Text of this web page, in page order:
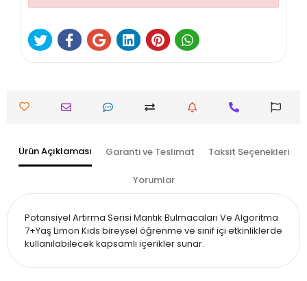
Ürün Açıklaması Garanti ve Teslimat Taksit Seçenekleri
Yorumlar
Potansiyel Artırma Serisi Mantık Bulmacaları Ve Algoritma
7+Yaş Limon Kıds bireysel öğrenme ve sınıf içi etkinliklerde
kullanılabilecek kapsamlı içerikler sunar.